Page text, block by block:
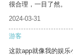
很合理，一目了然。
2024-03-31
游客
这款app就像我的娱乐